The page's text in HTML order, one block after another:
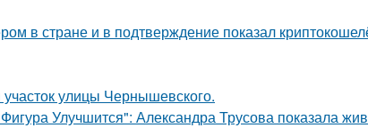
в стране и в подтверждение показал
улицы Чернышевского.
Улучшится": Александра Трусова показала